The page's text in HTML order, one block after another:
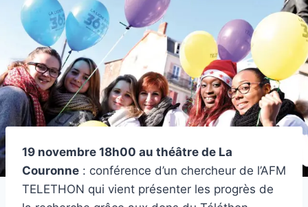
19 novembre 18h00 au théâtre de La
Couronne : conférence d’un chercheur de l’AFM
TELETHON qui vient présenter les progrès de